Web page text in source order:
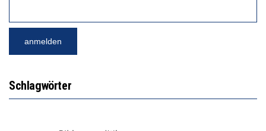
Schlagwörter